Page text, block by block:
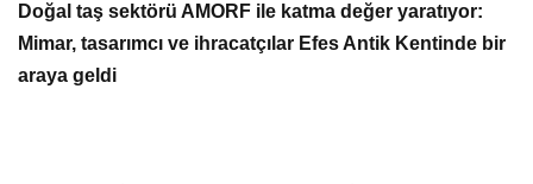
Doğal taş sektörü AMORF ile katma değer yaratıyor:
Mimar, tasarımcı ve ihracatçılar Efes Antik Kentinde bir
araya geldi